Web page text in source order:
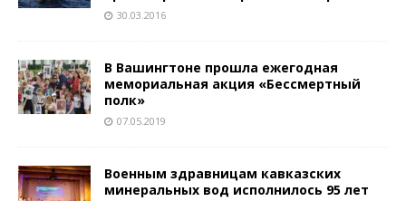
30.03.2016
В Вашингтоне прошла ежегодная
мемориальная акция «Бессмертный
полк»
07.05.2019
Военным здравницам кавказских
минеральных вод исполнилось 95 лет